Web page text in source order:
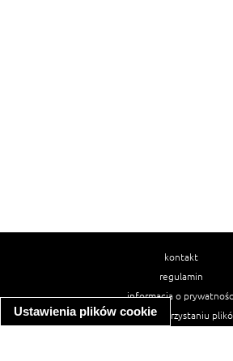
Ustawienia plików cookie
kontakt
regulamin
informacja o
informacja o wykorzystaniu